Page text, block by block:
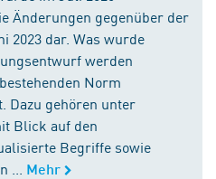
Änderungen gegenüber der
2023 dar. Was wurde
werden
Norm
Dazu gehören unter
Blick auf den
Begriffe sowie
...
Mehr